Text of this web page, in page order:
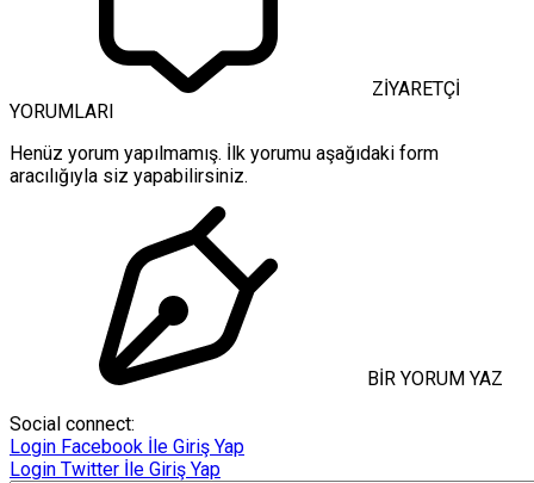
ZİYARETÇİ
YORUMLARI
Henüz yorum yapılmamış. İlk yorumu aşağıdaki form
aracılığıyla siz yapabilirsiniz.
BİR YORUM YAZ
Social connect:
Login Facebook İle Giriş Yap
Login Twitter İle Giriş Yap